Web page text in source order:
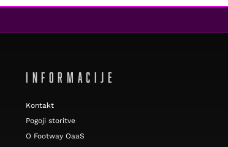
INFORMACIJE
Kontakt
Pogoji storitve
O Footway OaaS